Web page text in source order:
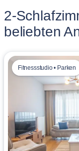
2-
beliebten
Fitnessstudio • Parken